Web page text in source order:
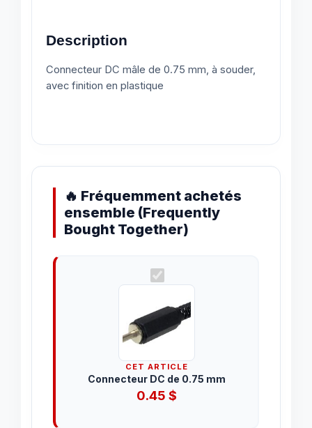
Description
Connecteur DC mâle de 0.75 mm, à souder,
avec finition en plastique
🔥 Fréquemment achetés
ensemble (Frequently
Bought Together)
CET ARTICLE
Connecteur DC de 0.75 mm
0.45$